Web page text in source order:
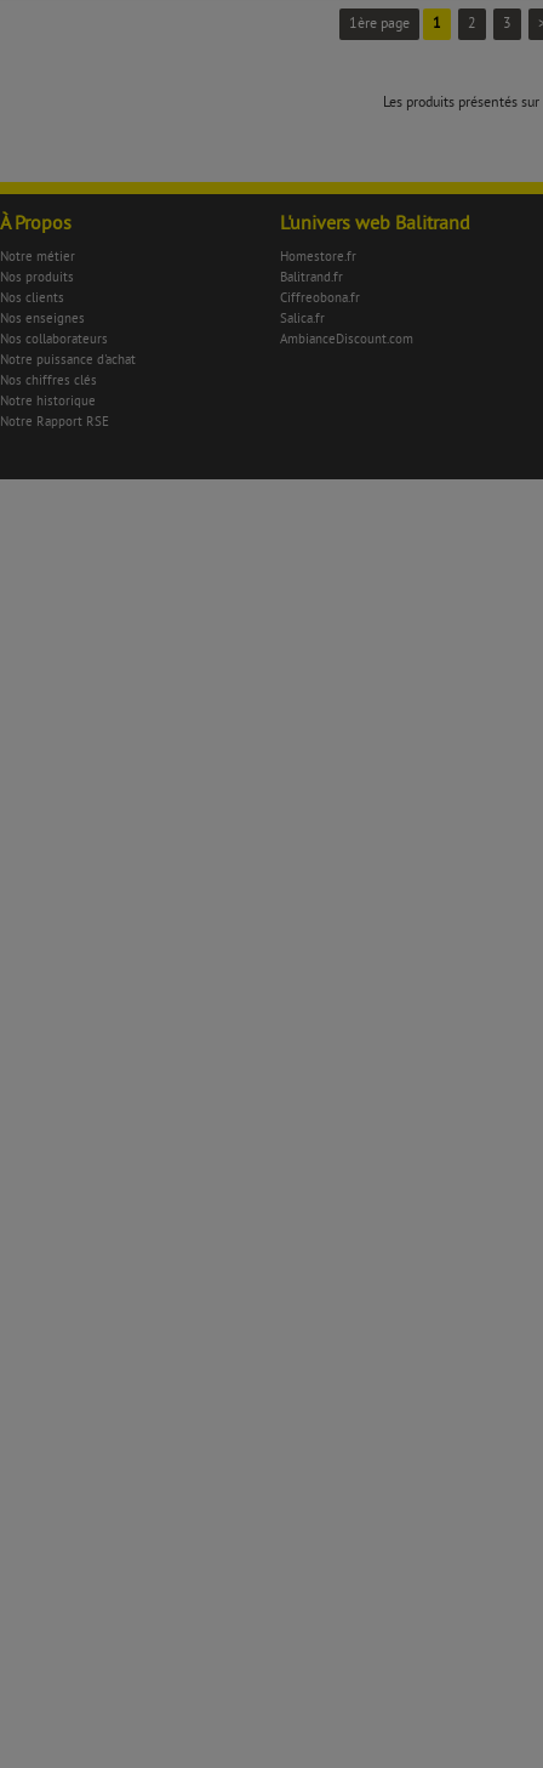
1ère page 1 2 3
Les produits présentés
À Propos
Notre métier
Nos produits
Nos clients
Nos enseignes
Nos collaborateurs
Notre puissance d'achat
Nos chiffres clés
Notre historique
Notre Rapport RSE
L'univers web Balitrand
Homestore.fr
Balitrand.fr
Ciffreobona.fr
Salica.fr
AmbianceDiscount.com